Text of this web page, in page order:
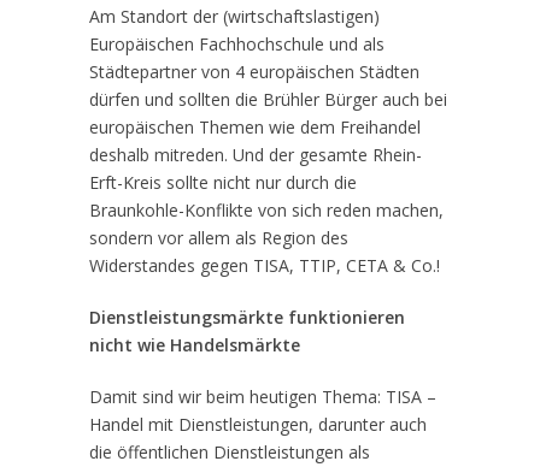
Am Standort der (wirtschaftslastigen)
Europäischen Fachhochschule und als
Städtepartner von 4 europäischen Städten
dürfen und sollten die Brühler Bürger auch bei
europäischen Themen wie dem Freihandel
deshalb mitreden. Und der gesamte Rhein-
Erft-Kreis sollte nicht nur durch die
Braunkohle-Konflikte von sich reden machen,
sondern vor allem als Region des
Widerstandes gegen TISA, TTIP, CETA & Co.!
Dienstleistungsmärkte funktionieren
nicht wie Handelsmärkte
Damit sind wir beim heutigen Thema: TISA –
Handel mit Dienstleistungen, darunter auch
die öffentlichen Dienstleistungen als